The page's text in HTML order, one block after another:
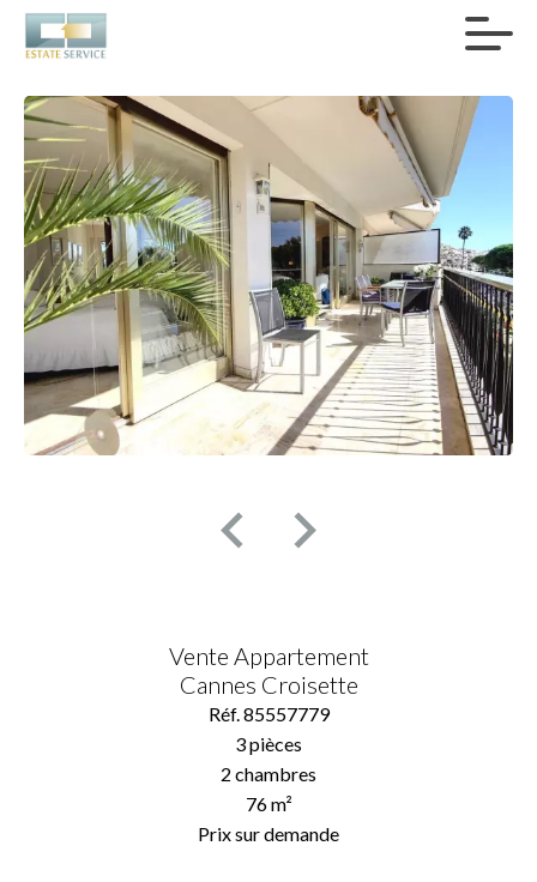
Vente Appartement
Cannes Croisette
Réf. 85557779
3 pièces
2 chambres
76 m²
Prix sur demande